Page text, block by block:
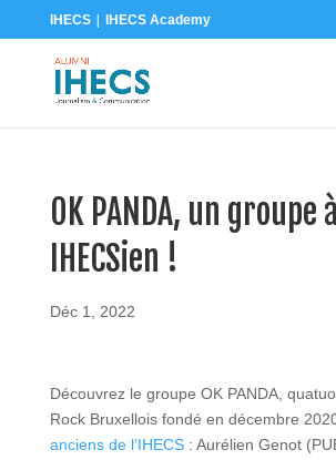
IHECS| IHECS Academy
OK PANDA, un groupe
IHECSien !
Déc 1, 2022
Découvrez le groupe OK PANDA,
Rock Bruxellois fondé en décembre
anciens de l’IHECS: Aurélien Genot